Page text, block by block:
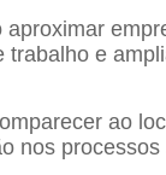
trabalho e
ao
nos processos